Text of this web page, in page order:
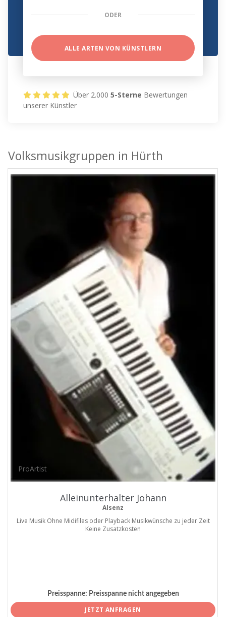
ODER
ALLE ARTEN VON KÜNSTLERN
Über 2.0005-Sterne Bewertungen
unserer Künstler
Volksmusikgruppen in Hürth
ProArtist
Alleinunterhalter Johann
Alsenz
Live Musik Ohne Midifiles oder Playback Musikwünsche zu jeder Zeit
Keine Zusatzkosten
Preisspanne: Preisspanne nicht angegeben
JETZT ANFRAGEN